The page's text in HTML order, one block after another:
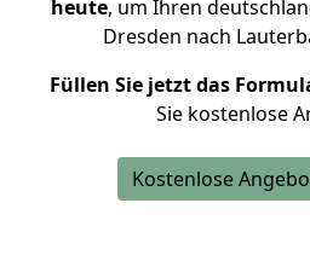
heute, um Ihren
Dresden nach
Füllen Sie jetzt das
Sie kostenlose
Kostenlose